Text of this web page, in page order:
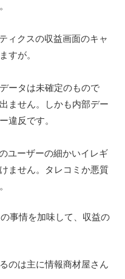
ィクスの収益画面のキャ
すが。
ータは未確定のもので
ません。しかも内部デー
違反です。
ユーザーの細かいイレギ
ません。タレコミか悪質
事情を加味して、収益の
のは主に情報商材屋さん